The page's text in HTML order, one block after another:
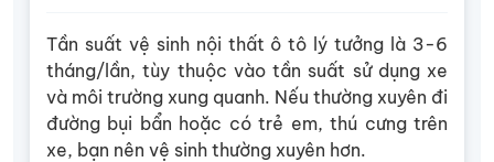
Tần suất vệ sinh nội thất ô tô lý tưởng là 3-6
tháng/lần, tùy thuộc vào tần suất sử dụng xe
và môi trường xung quanh. Nếu thường xuyên đi
đường bụi bẩn hoặc có trẻ em, thú cưng trên
xe, bạn nên vệ sinh thường xuyên hơn.